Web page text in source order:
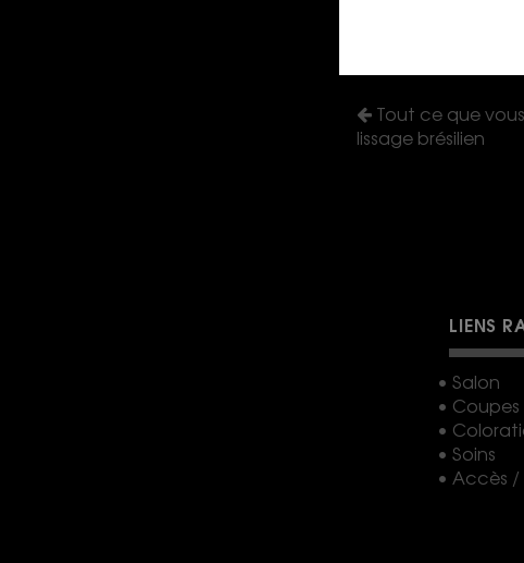
Tout ce que
lissage brésilien
LIENS
• Salon
• Coupes
•
• Soins
• Accès